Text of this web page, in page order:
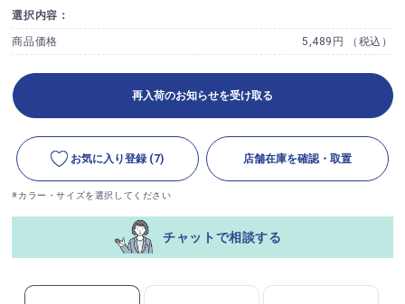
選択内容：
商品価格 5,489円 （税込）
再入荷のお知らせを受け取る
お気に入り登録 (7) 店舗在庫を確認・取置
※カラー・サイズを選択してください
チャットで相談する